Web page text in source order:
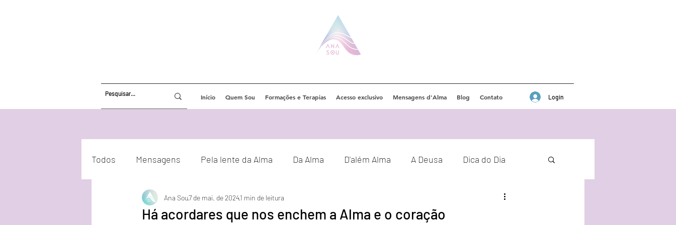
Início Quem Sou Formações e Terapias Acesso exclusivo Mensagens d'Alma Blog Contato Login
Todos Mensagens Pela lente da Alma Da Alma D'além Alma A Deusa Dica do Dia
Atualizações Energéticas Eventos Orações
Há acordares que nos enchem a Alma e o coração
Ana Sou7 de mai. de 20241 min de leitura